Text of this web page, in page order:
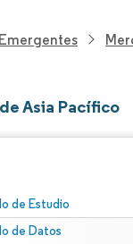
Asia Pacífico
de Estudio
de Datos